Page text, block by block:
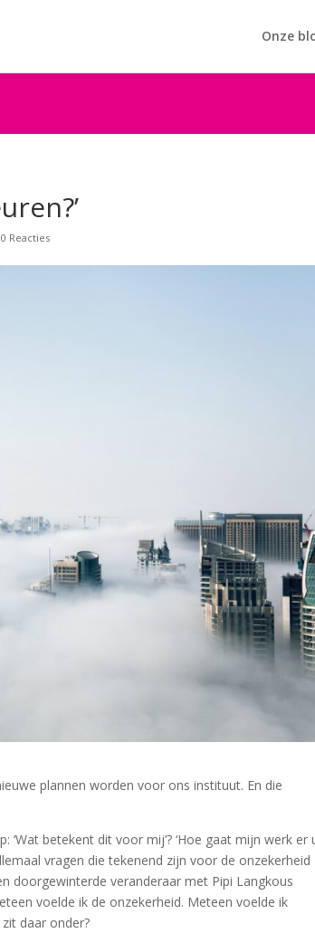
Onze
0 Reacties
plannen worden voor ons instituut. En die
betekent dit voor mij’? ‘Hoe gaat mijn werk er
vragen die tekenend zijn voor de onzekerheid
doorgewinterde veranderaar met Pipi Langkous
voelde ik de onzekerheid. Meteen voelde ik
daar onder?